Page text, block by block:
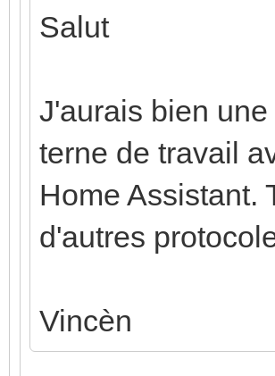
Salut
J'aurais bien
terne de travail
Home Assistant.
d'autres
Vincèn